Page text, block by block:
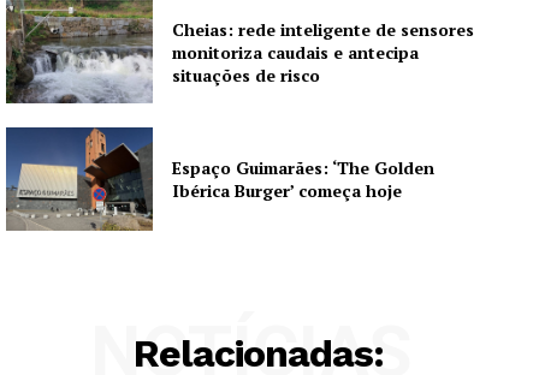
Cheias: rede inteligente de sensores
monitoriza caudais e antecipa
situações de risco
Espaço Guimarães: ‘The Golden
Ibérica Burger’ começa hoje
Relacionadas:
NOTÍCIAS